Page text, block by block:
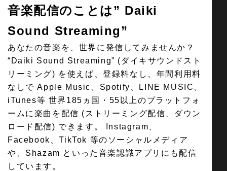
音楽配信のことは” Daiki
Sound Streaming”
あなたの音楽を、世界に発信してみませんか？
“Daiki Sound Streaming” (ダイキサウンドスト
リーミング) を使えば、登録料なし、年間利⽤料
なしで Apple Music、Spotify、LINE MUSIC、
iTunes等 世界185ヵ国・55以上のプラットフォ
ームに楽曲を配信 (ストリーミング配信、ダウン
ロード配信) できます。 Instagram、
Facebook、TikTok 等のソーシャルメディア
や、Shazam といった⾳楽認識アプリにも配信
しています。